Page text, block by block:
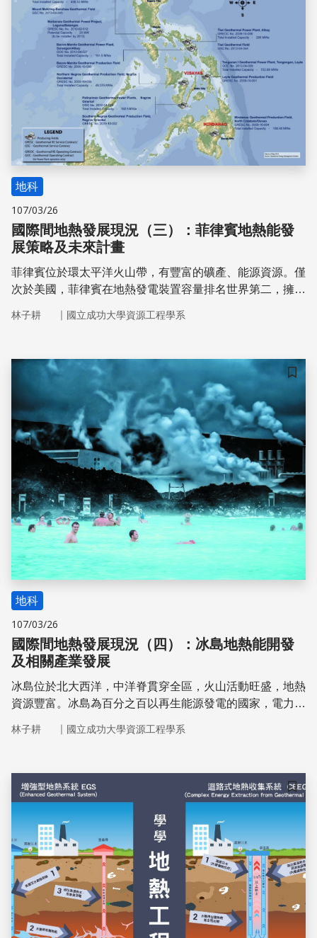
突破打破僵局，使地熱發展的進程繼續前進。
地科
107/03/26
國際間地熱發展現況（三）：菲律賓地熱能發
展策略及未來計畫
菲律賓位於環太平洋火山帶，有豐富的礦產、能源資源。僅
次於美國，菲律賓在地熱發電裝置容量排名世界第二，擁有
發電佔全國總發電量約14%，年發電量約100億度，相當於
電已經可以取代我國的一座核能發電廠的發電量。菲律賓境
內有二十三座火山持續活動中，如此旺盛的內營力活動所帶
來的能量也是巨大的，若能攻克開採技術限制，地熱能的應
用將會成為帶動菲律賓產業發的重要能源基礎。
林子耕 ｜ 國立成功大學資源工程學系
儲存
地科
107/03/26
國際間地熱發展現況（四）：冰島地熱能開發
及相關產業發展
冰島位於北大西洋，中洋脊貫穿全區，火山活動旺盛，地熱
資源豐富。冰島為百分之百以再生能源發電的國家，電力供
26.6%，地熱發電除了提供冰島連價且穩定的電力，更是與
展。2016年冰島開始IDDP-2的深層地熱鑽井計畫，希望在
深層地層中(深度超過三公里以上)找到高溫熱源，使水能夠
達到超臨界態(超過攝氏374度)，用以發電來提高發電量、
降低發電成本。地熱資源的發展提供冰島穩定且廉價的電
力，也帶動冰島資訊產業發展，在未來冰島也將成為再生能
源輸出大國。
林子耕 ｜ 國立成功大學資源工程學系
儲存